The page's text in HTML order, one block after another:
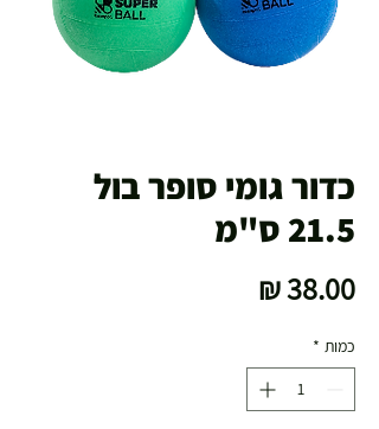
כדור גומי סופר בול
21.5 ס"מ
כמות *